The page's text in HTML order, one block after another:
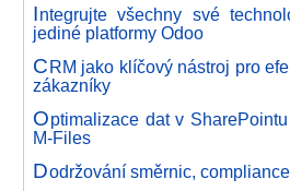
Integrujte všechny své
jediné platformy Odoo
CRM jako klíčový nástroj pro
zákazníky
Optimalizace dat v
M-Files
Dodržování směrnic,